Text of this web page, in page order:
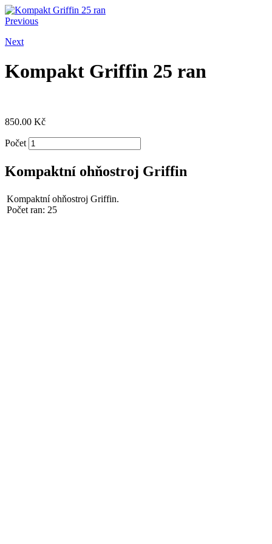
Previous
Next
Kompakt Griffin 25 ran
850.00 Kč
Počet
Kompaktní ohňostroj Griffin
Kompaktní ohňostroj Griffin.
Počet ran: 25